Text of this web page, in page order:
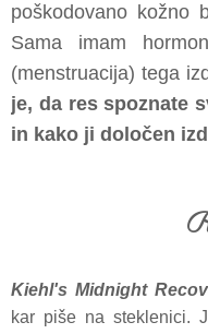
poškodovano kožno
Sama imam
(menstruacija) tega
je, da res spoznate
in kako ji določen
Kiehl's Midnight
kar piše na steklenici.